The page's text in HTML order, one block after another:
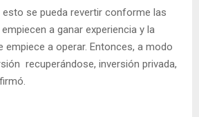
esto se pueda revertir conforme las
a ganar experiencia y la
empiece a operar. Entonces, a modo
recuperándose, inversión privada,